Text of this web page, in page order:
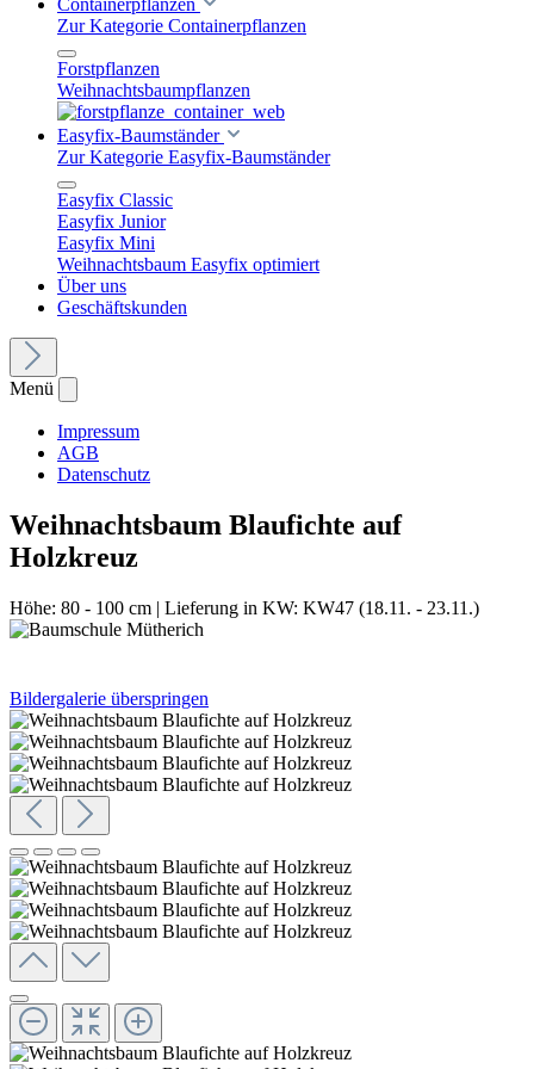
Containerpflanzen
Zur Kategorie Containerpflanzen
Forstpflanzen
Weihnachtsbaumpflanzen
Easyfix-Baumständer
Zur Kategorie Easyfix-Baumständer
Easyfix Classic
Easyfix Junior
Easyfix Mini
Weihnachtsbaum Easyfix optimiert
Über uns
Geschäftskunden
Menü
Impressum
AGB
Datenschutz
Weihnachtsbaum Blaufichte auf
Holzkreuz
Höhe: 80 - 100 cm | Lieferung in KW: KW47 (18.11. - 23.11.)
Bildergalerie überspringen